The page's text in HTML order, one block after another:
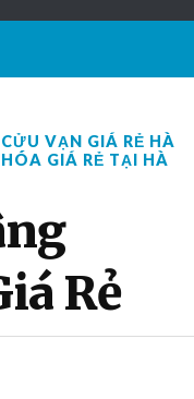
CỬU VẠN GIÁ RẺ HÀ
GIÁ RẺ TẠI HÀ
Rẻ